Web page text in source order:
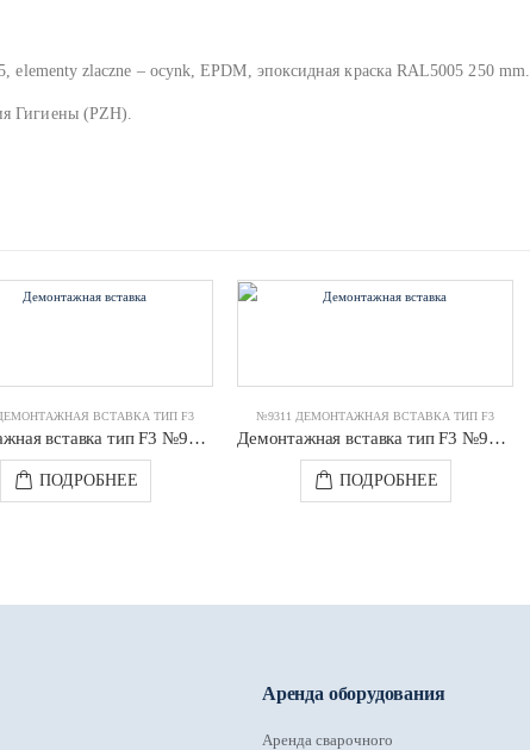
elementy zlaczne – ocynk, EPDM, эпоксидная краска RAL5005 250 mm.
Гигиены (PZH).
ВСТАВКА ТИП F3
Демонтажная вставка тип F3 №9311 DN0600 PN16 JAFAR
ПОДРОБНЕЕ
№9311 ДЕМОНТАЖНАЯ ВСТАВКА ТИП F3
Демонтажная вставка тип F3 №9311 DN0125 PN10/16 JAFAR
ПОДРОБНЕЕ
Аренда оборудования
Аренда сварочного